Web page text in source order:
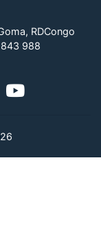
RDCongo
988